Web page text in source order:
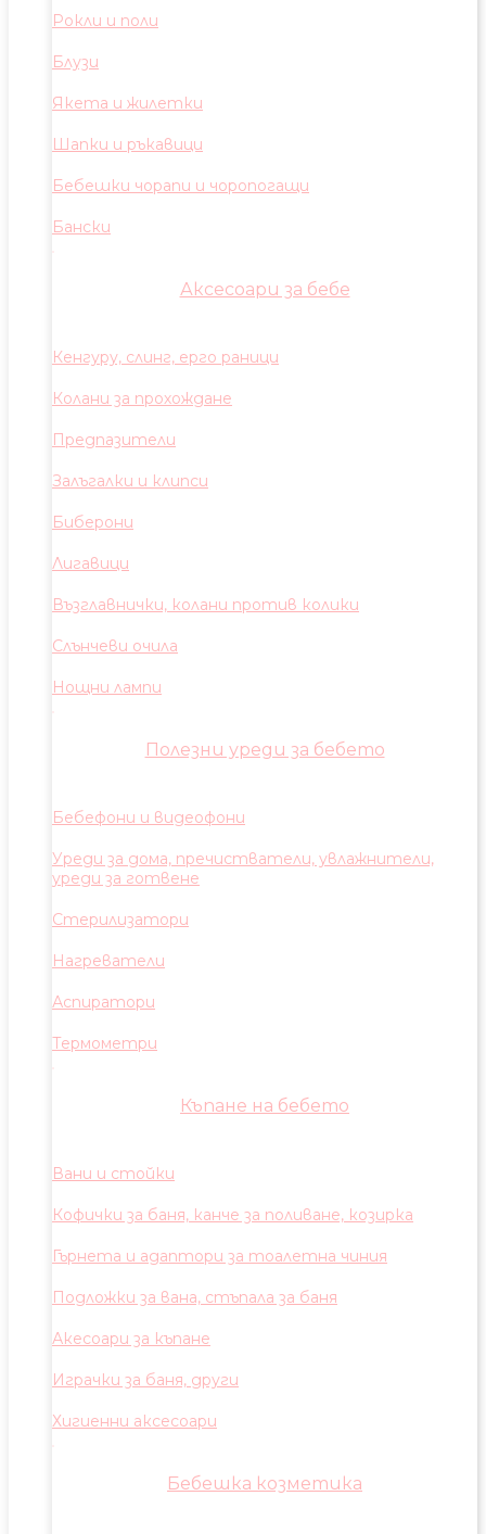
Рокли и поли
Блузи
Якета и жилетки
Шапки и ръкавици
Бебешки чорапи и чоропогащи
Бански
Аксесоари за бебе
Кенгуру, слинг, ерго раници
Колани за прохождане
Предпазители
Залъгалки и клипси
Биберони
Лигавици
Възглавнички, колани против колики
Слънчеви очила
Нощни лампи
Полезни уреди за бебето
Бебефони и видеофони
Уреди за дома, пречистватели, увлажнители,
уреди за готвене
Стерилизатори
Нагреватели
Аспиратори
Термометри
Къпане на бебето
Вани и стойки
Кофички за баня, канче за поливане, козирка
Гърнета и адаптори за тоалетна чиния
Подложки за вана, стъпала за баня
Акесоари за къпане
Играчки за баня, други
Хигиенни аксесоари
Бебешка козметика